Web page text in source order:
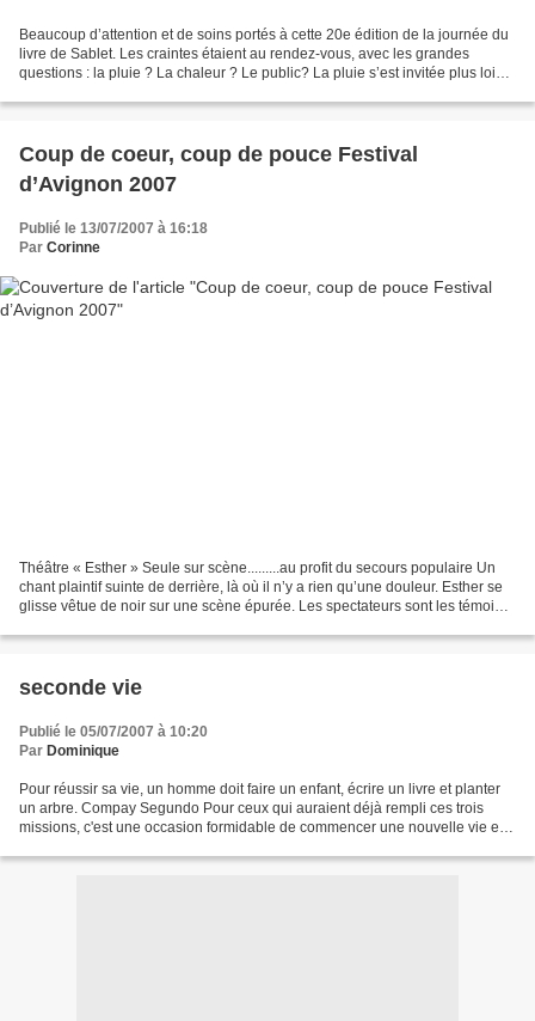
Beaucoup d’attention et de soins portés à cette 20e édition de la journée du
livre de Sablet. Les craintes étaient au rendez-vous, avec les grandes
questions : la pluie ? La chaleur ? Le public? La pluie s’est invitée plus loin
Coup de coeur, coup de pouce Festival
d’Avignon 2007
Publié le 13/07/2007 à 16:18
Par Corinne
Théâtre « Esther » Seule sur scène.........au profit du secours populaire Un
chant plaintif suinte de derrière, là où il n’y a rien qu’une douleur. Esther se
glisse vêtue de noir sur une scène épurée. Les spectateurs sont les témoins
seconde vie
Publié le 05/07/2007 à 10:20
Par Dominique
Pour réussir sa vie, un homme doit faire un enfant, écrire un livre et planter
un arbre. Compay Segundo Pour ceux qui auraient déjà rempli ces trois
missions, c'est une occasion formidable de commencer une nouvelle vie et